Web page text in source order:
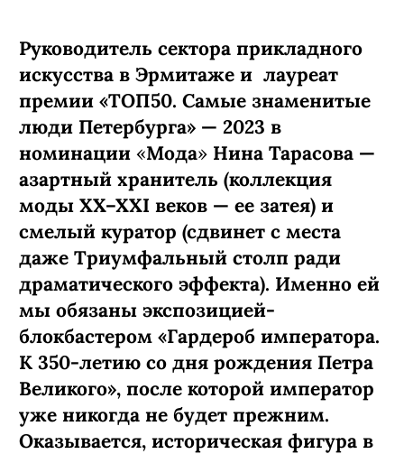
Руководитель сектора прикладного
искусства в Эрмитаже и лауреат
премии «ТОП50. Самые знаменитые
люди Петербурга» — 2023 в
номинации «Мода» Нина Тарасова —
азартный хранитель (коллекция
моды XX–XXI веков — ее затея) и
смелый куратор (сдвинет с места
даже Триумфальный столп ради
драматического эффекта). Именно ей
мы обязаны экспозицией-
блокбастером «Гардероб императора.
К 350-летию со дня рождения Петра
Великого», после которой император
уже никогда не будет прежним.
Оказывается, историческая фигура в